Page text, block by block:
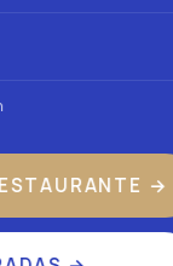
→
en Àtic ·
Miércoles 12 agosto